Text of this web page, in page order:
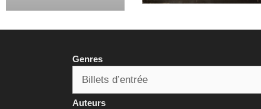
Genres
Auteurs